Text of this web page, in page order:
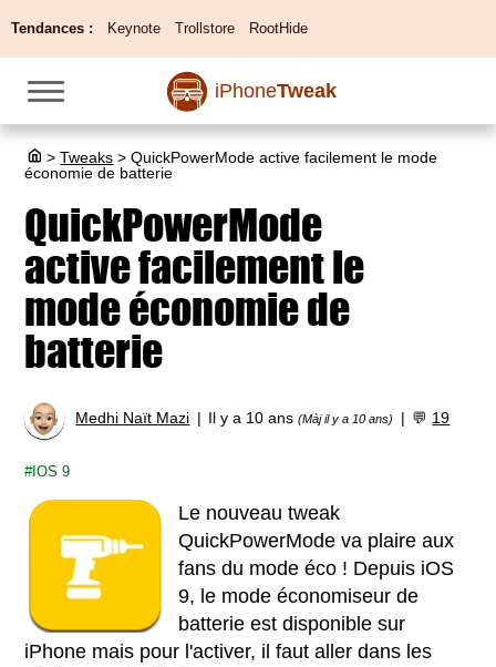
Tendances : Keynote Trollstore RootHide
iPhoneTweak
> Tweaks > QuickPowerMode active facilement le mode
économie de batterie
QuickPowerMode
active facilement le
mode économie de
batterie
Medhi Naït Mazi Il y a 10 ans(Màj il y a 10 ans) 💬 19
IOS 9
Le nouveau tweak
QuickPowerMode va plaire aux
fans du mode éco ! Depuis iOS
9, le mode économiseur de
batterie est disponible sur
iPhone mais pour l'activer, il faut aller dans les